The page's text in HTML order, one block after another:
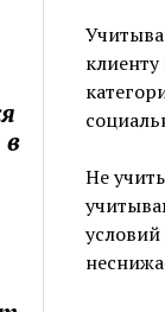
в
Не